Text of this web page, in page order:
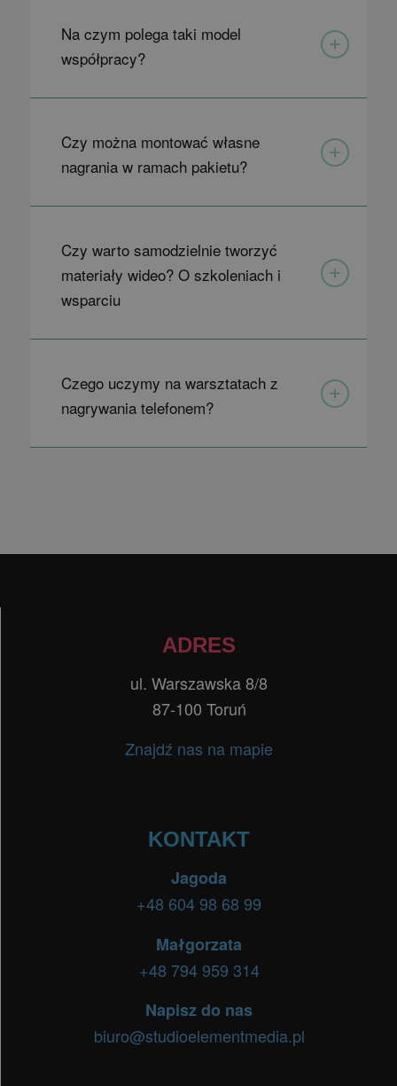
Na czym polega taki model
współpracy?
Czy można montować własne
nagrania w ramach pakietu?
Czy warto samodzielnie tworzyć
materiały wideo? O szkoleniach i
wsparciu
Czego uczymy na warsztatach z
nagrywania telefonem?
ADRES
ul. Warszawska 8/8
87-100 Toruń
Znajdź nas na mapie
KONTAKT
Jagoda
+48 604 98 68 99
Małgorzata
+48 794 959 314
Napisz do nas
biuro@studioelementmedia.pl